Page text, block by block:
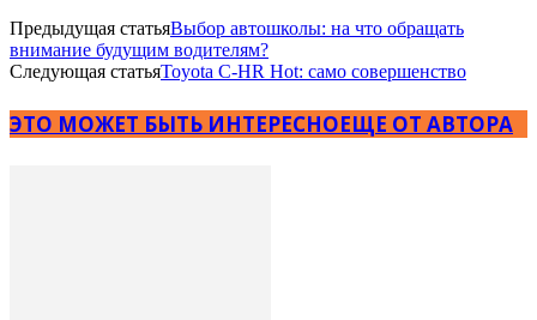
Предыдущая статьяВыбор автошколы: на что обращать
внимание будущим водителям?
Следующая статьяToyota C-HR Hot: само совершенство
ЭТО МОЖЕТ БЫТЬ ИНТЕРЕСНОЕЩЕ ОТ АВТОРА